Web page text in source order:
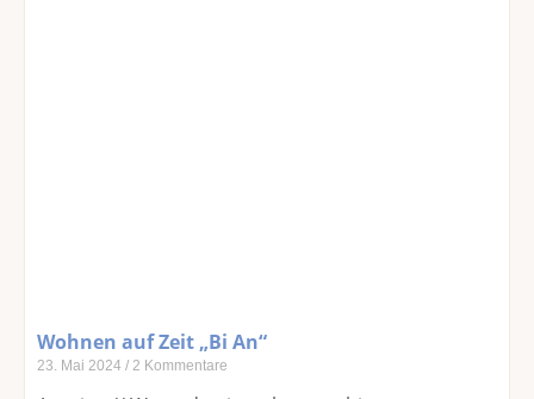
Wohnen auf Zeit „Bi An“
23. Mai 2024 2 Kommentare